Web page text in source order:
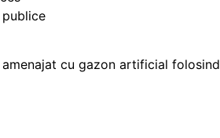
cu gazon artificial folosind